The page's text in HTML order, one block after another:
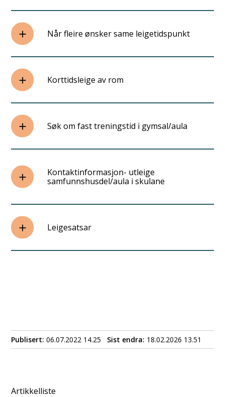
Når fleire ønsker same leigetidspunkt
Korttidsleige av rom
Søk om fast treningstid i gymsal/aula
Kontaktinformasjon- utleige
samfunnshusdel/aula i skulane
Leigesatsar
Publisert 06.07.2022 14.25 Sist endra 18.02.2026 13.51
Artikkelliste